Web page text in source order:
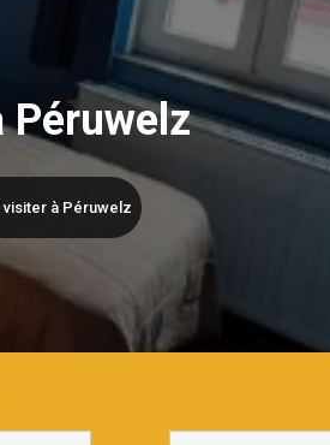
visiter à Péruwelz